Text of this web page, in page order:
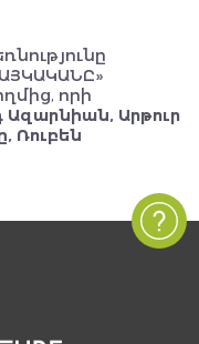
որի
Ազարնիան, Արթուր
Ռուբեն